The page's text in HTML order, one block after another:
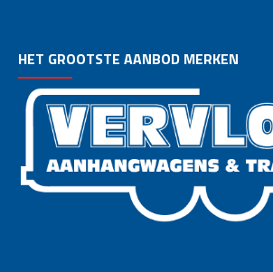
HET GROOTSTE AANBOD MERKEN